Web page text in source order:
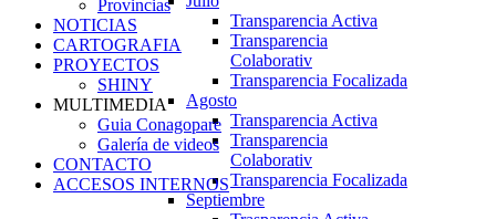
Transparencia Activa
Transparencia
Colaborativ
Transparencia Focalizada
Agosto
Transparencia Activa
Transparencia
Colaborativ
Transparencia Focalizada
Septiembre
Provincias
NOTICIAS
CARTOGRAFIA
PROYECTOS
SHINY
MULTIMEDIA
Guia Conagopare
Galería de videos
CONTACTO
ACCESOS INTERNOS